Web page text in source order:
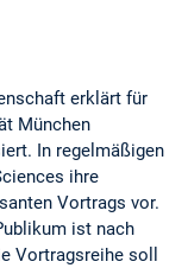
erklärt für
München
In regelmäßigen
ihre
Vortrags vor.
ist nach
Vortragsreihe soll